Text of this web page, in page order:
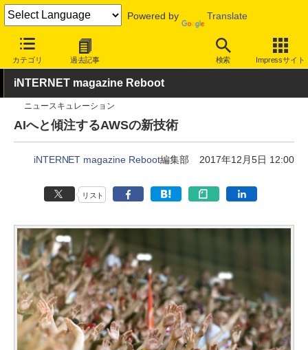
Powered by Translate
カテゴリ 過去記事 検索 Impressサイト
INTERNET Watch イベント
iNTERNET magazine Reboot
ニュースキュレーション
AIへと傾注するAWSの新技術
iNTERNET magazine Reboot編集部 2017年12月5日 12:00
リスト